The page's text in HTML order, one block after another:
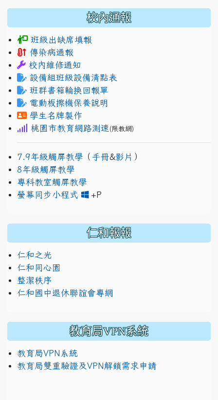
校內通報
班級出缺席填報
傳染病通報
校內維修通知
設備組班級設備清點表
班群書箱輪換回報單
電動板擦機保養說明
學生名牌製作
桃園市教育網路測速 (限教網)
7.9年級觸屏教學 （ 手冊&影片 ）
8年級觸屏教學
專科教室觸屏教學
螢幕同步小程式
+P
仁和報報
仁和之光
仁和同心園
整潔秩序
仁和國中退休聯誼會專網
教育局VPN系統
教育局VPN系統
教育局雙重驗證及VPN解鎖需求申請